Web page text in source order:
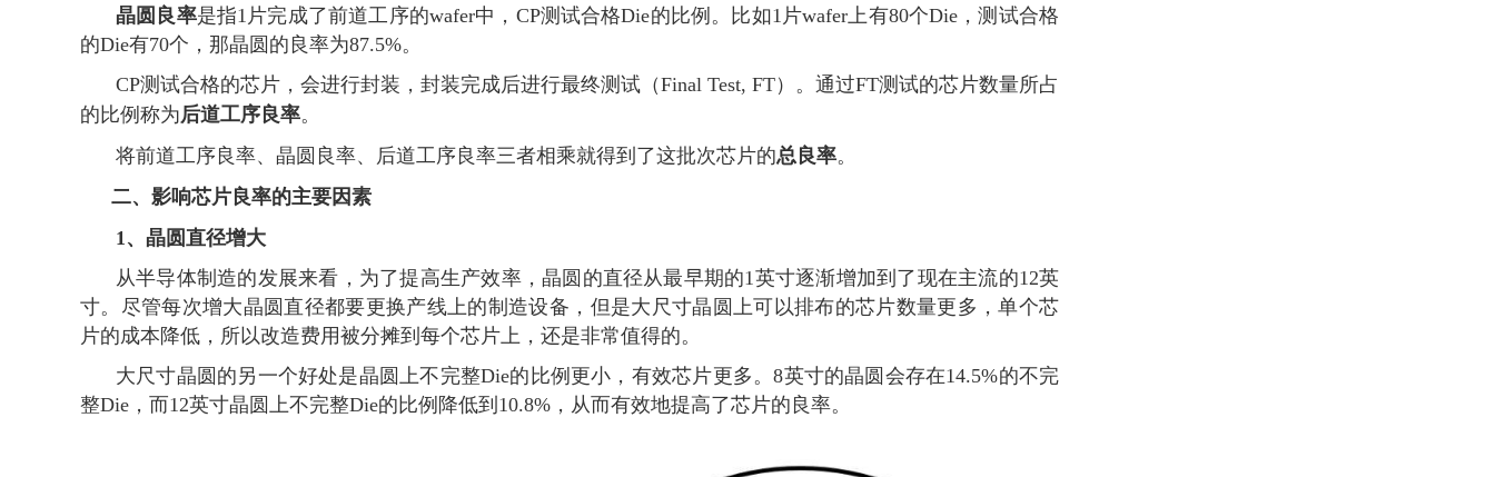
晶圆良率是指1片完成了前道工序的wafer中，CP测试合格Die的比例。比如1片wafer上有80个Die，测试合格
的Die有70个，那晶圆的良率为87.5%。
CP测试合格的芯片，会进行封装，封装完成后进行最终测试（Final Test, FT）。通过FT测试的芯片数量所占
的比例称为后道工序良率。
将前道工序良率、晶圆良率、后道工序良率三者相乘就得到了这批次芯片的总良率。
二、 影响芯片良率的主要因素
1、 晶圆直径增大
从半导体制造的发展来看，为了提高生产效率，晶圆的直径从最早期的1英寸逐渐增加到了现在主流的12英
寸。尽管每次增大晶圆直径都要更换产线上的制造设备，但是大尺寸晶圆上可以排布的芯片数量更多，单个芯
片的成本降低，所以改造费用被分摊到每个芯片上，还是非常值得的。
大尺寸晶圆的另一个好处是晶圆上不完整Die的比例更小，有效芯片更多。8英寸的晶圆会存在14.5%的不完
整Die，而12英寸晶圆上不完整Die的比例降低到10.8%，从而有效地提高了芯片的良率。